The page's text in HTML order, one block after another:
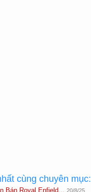
cùng chuyên mục:
Bán Royal Enfield... 20/8/25